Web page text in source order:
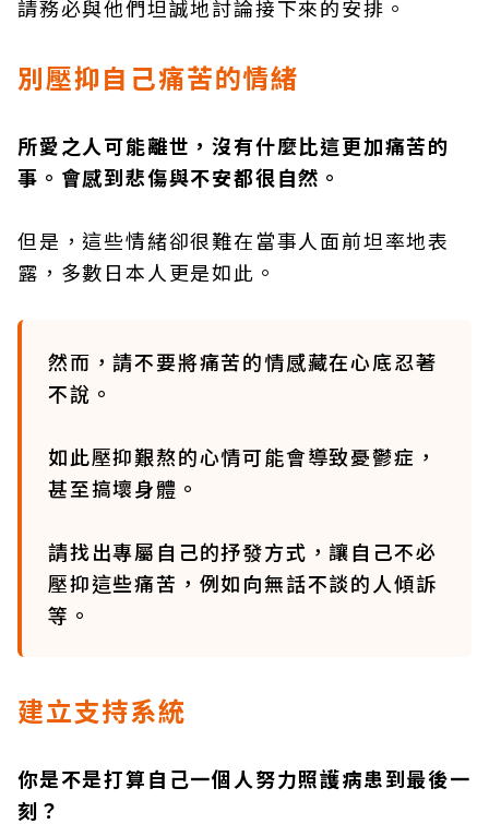
請務必與他們坦誠地討論接下來的安排。
別壓抑自己痛苦的情緒
所愛之人可能離世，沒有什麼比這更加痛苦的
事。會感到悲傷與不安都很自然。
但是，這些情緒卻很難在當事人面前坦率地表
露，多數日本人更是如此。
然而，請不要將痛苦的情感藏在心底忍著
不說。
如此壓抑艱熬的心情可能會導致憂鬱症，
甚至搞壞身體。
請找出專屬自己的抒發方式，讓自己不必
壓抑這些痛苦，例如向無話不談的人傾訴
等。
建立支持系統
你是不是打算自己一個人努力照護病患到最後一
刻？